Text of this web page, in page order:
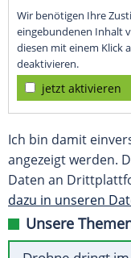
Wir benötigen Ihre
eingebundenen Inhalt
diesen mit einem Klick
deaktivieren.
jetzt aktivieren
Ich bin damit
angezeigt werden.
Daten an
dazu in unseren
Unsere